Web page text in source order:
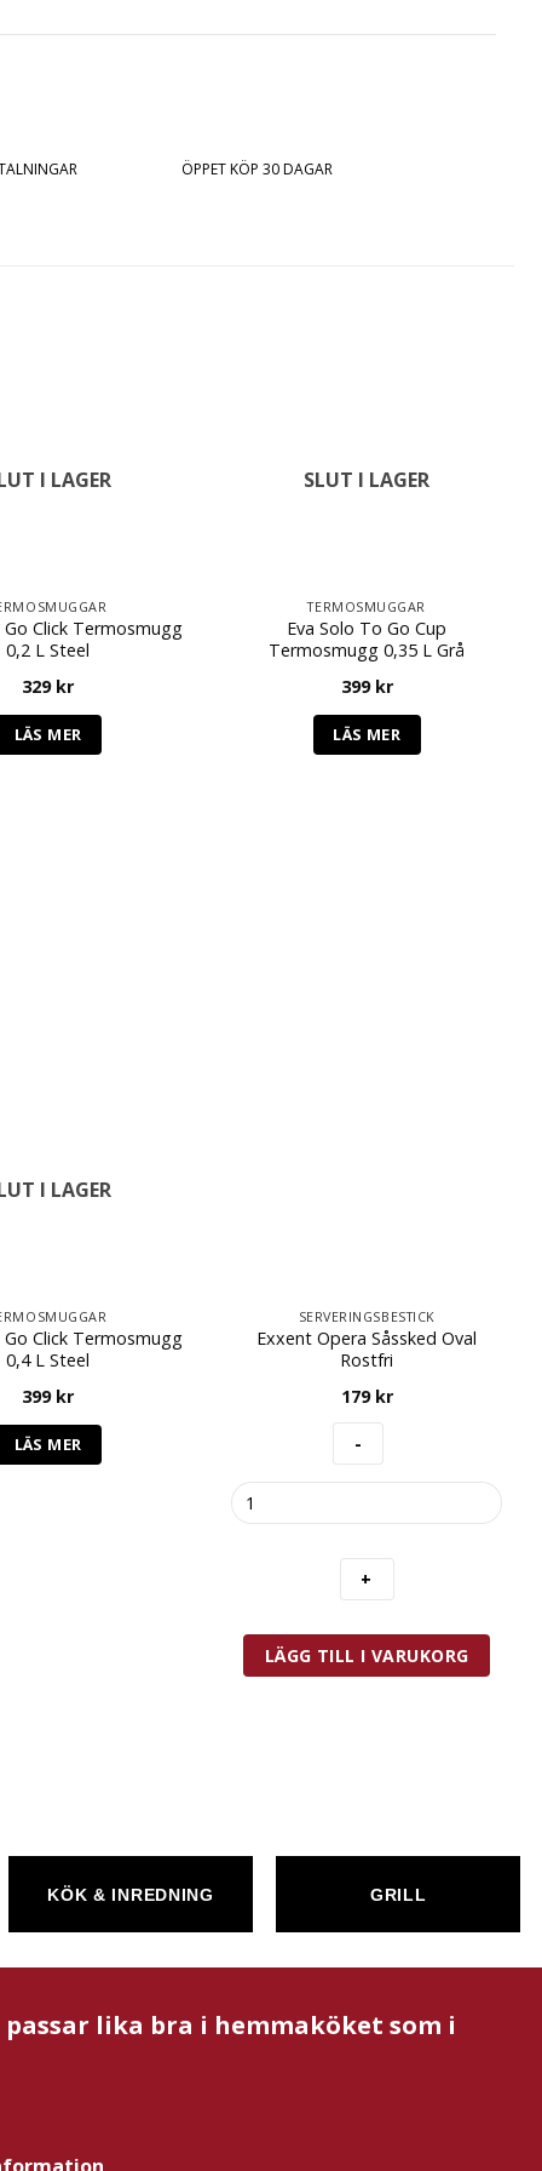
ÖPPET KÖP 30 DAGAR
I LAGER
Click Termosmugg
0,2 L Steel
329 kr
LÄS MER
SLUT I LAGER
TERMOSMUGGAR
Eva Solo To Go Cup
Termosmugg 0,35 L Grå
399 kr
LÄS MER
I LAGER
Click Termosmugg
0,4 L Steel
399 kr
LÄS MER
SERVERINGSBESTICK
Exxent Opera Såssked Oval
Rostfri
179 kr
Exxent
Opera
LÄGG TILL I VARUKORG
KÖK & INREDNING GRILL
lika bra i hemmaköket som i